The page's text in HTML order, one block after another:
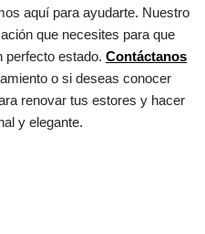
aquí para ayudarte. Nuestro
que necesites para que
perfecto estado. Contáctanos
o si deseas conocer
renovar tus estores y hacer
y elegante.